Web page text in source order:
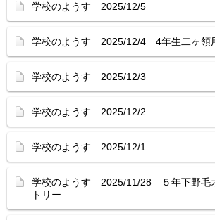
学校のようす 2025/12/5
学校のようす 2025/12/4 4年生二ヶ領
学校のようす 2025/12/3
学校のようす 2025/12/2
学校のようす 2025/12/1
学校のようす 2025/11/28 ５年下野毛
トリー